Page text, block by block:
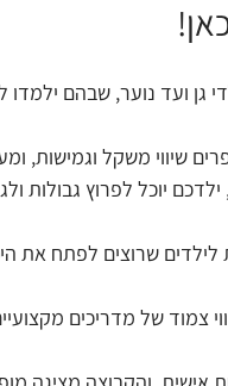
גן ועד נוער, שבהם
שיווי משקל וגמישות,
יוכל לפרוץ גבולות
שרוצים לפתח את
צמוד של מדריכים